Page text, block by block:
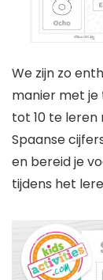
We zijn zo
manier met je
tot 10 te
Spaanse
en bereid je
tijdens het